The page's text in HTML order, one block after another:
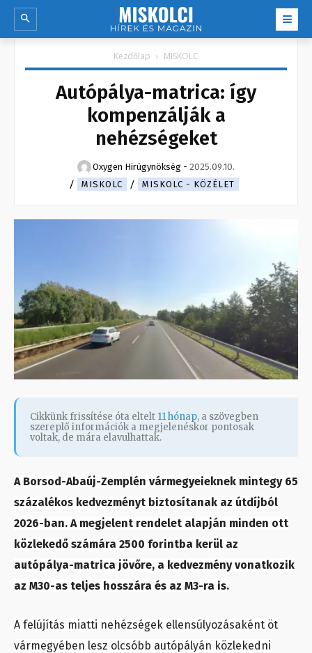
Kezdőlap MISKOLC
Autópálya-matrica: így
kompenzálják a
nehézségeket
Oxygen Hirügynökség - 2025.09.10.
MISKOLC
MISKOLC - KÖZÉLET
Cikkünk frissítése óta eltelt 11 hónap, a szövegben
szereplő információk a megjelenéskor pontosak
voltak, de mára elavulhattak.
A Borsod-Abaúj-Zemplén vármegyeieknek mintegy 65
százalékos kedvezményt biztosítanak az útdíjból
2026-ban. A megjelent rendelet alapján minden ott
közlekedő számára 2500 forintba kerül az
autópálya-matrica jövőre, a kedvezmény vonatkozik
az M30-as teljes hosszára és az M3-ra is.
A felújítás miatti nehézségek ellensúlyozásaként öt
vármegyében lesz olcsóbb autópályán közlekedni